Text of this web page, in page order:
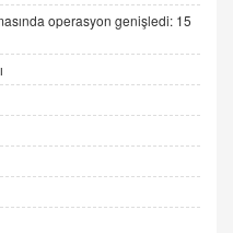
da Ziyaret Etse...
Yüzüne Vurulan Şamar:
operasyon genişledi: 15